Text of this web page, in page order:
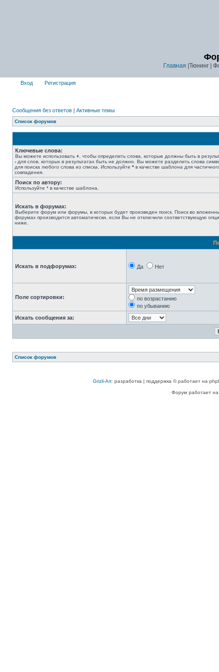
Главная |Тюнинг |
Вход Регистрация
Сообщения без ответов | Активные темы
Список форумов
Ключевые слова:
Вы можете использовать + , чтобы определить слова, которые должны быть в
- для слов, которых в результатах быть не должно. Вы можете разделить слова
для поиска любого слова из списка. Используйте * в качестве шаблона для
совпадения.
Поиск по автору:
Используйте * в качестве шаблона.
Искать в форумах:
Выберите форум или форумы, в которых будет произведен поиск. Поиск во
форумах производится автоматически, если Вы не отключили соответствующую
ниже.
Искать в подфорумах: Да Нет
Поле сортировки:
по возрастанию
по убыванию
Искать сообщения за:
Список форумов
Grizli-Art: разработка | поддержка © работает на
Форум работает